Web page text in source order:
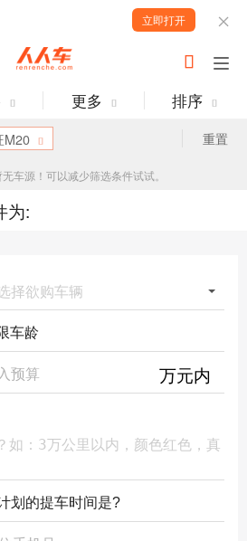
立即打开
更多 排序
重置
M20
车源！可以减少筛选条件试试。
为:
择欲购车辆
万元内